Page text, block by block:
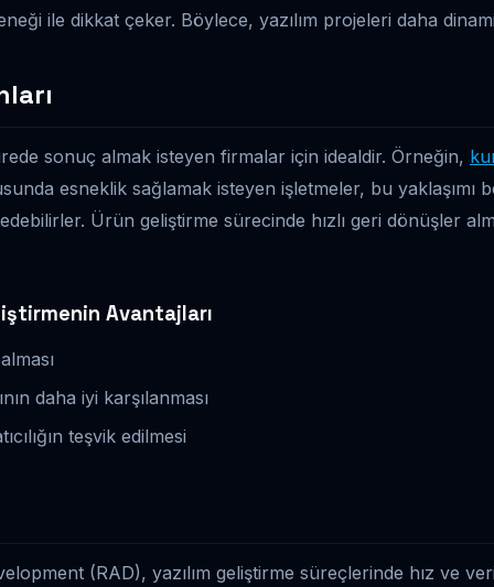
ile dikkat çeker. Böylece, yazılım projeleri daha
sonuç almak isteyen firmalar için idealdir. Örneğin,
esneklik sağlamak isteyen işletmeler, bu yaklaşımı
Ürün geliştirme sürecinde hızlı geri dönüşler
Avantajları
daha iyi karşılanması
teşvik edilmesi
(RAD), yazılım geliştirme süreçlerinde hız ve